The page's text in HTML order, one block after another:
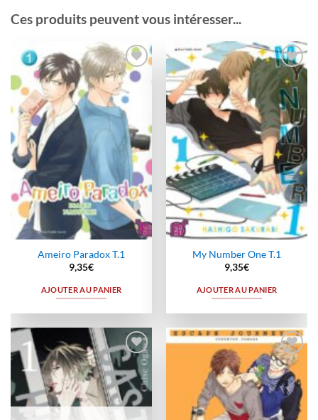
Ces produits peuvent vous intéresser...
Ajouter
wishlist
Ameiro Paradox T.1
9,35€
AJOUTER AU PANIER
Ajouter
à la
wishlist
My Number One T.1
9,35€
AJOUTER AU PANIER
Ajouter
à la
wishlist
Ajouter
à la
wishlist